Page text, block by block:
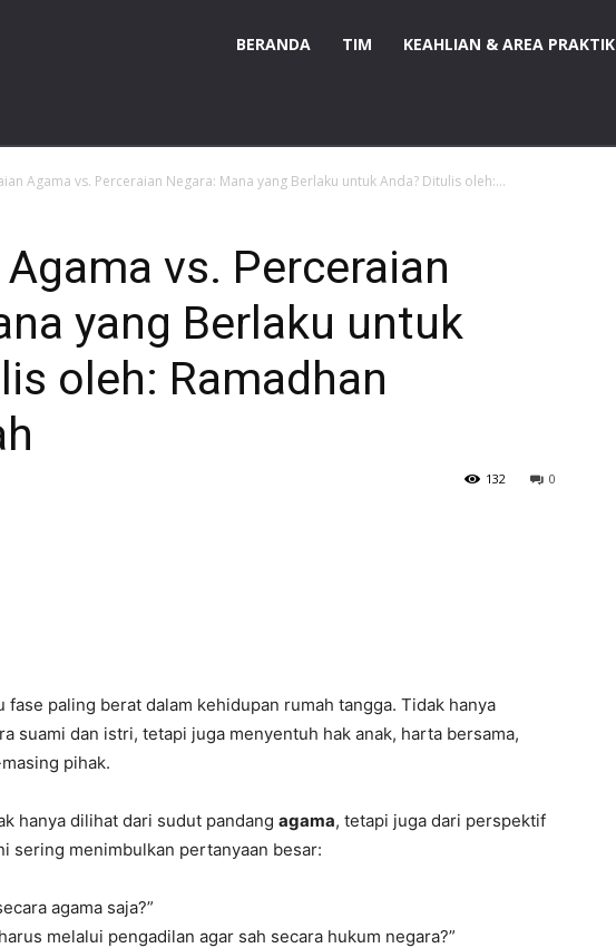
BERANDA TIM KEAHLIAN & AREA PRAKTIK
Agama vs. Perceraian Negara: Mana yang Berlaku untuk Anda? Ditulis oleh:...
vs. Perceraian
yang Berlaku untuk
oleh: Ramadhan
0
132
fase paling berat dalam kehidupan rumah tangga. Tidak hanya
suami dan istri, tetapi juga menyentuh hak anak, harta bersama,
pihak.
hanya dilihat dari sudut pandang agama, tetapi juga dari perspektif
sering menimbulkan pertanyaan besar:
agama saja?”
melalui pengadilan agar sah secara hukum negara?”